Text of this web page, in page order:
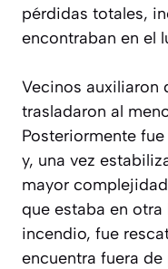
pérdidas totales,
encontraban en el
Vecinos auxiliaron
trasladaron al
Posteriormente
y, una vez
mayor
que estaba en
incendio, fue
encuentra fuera de